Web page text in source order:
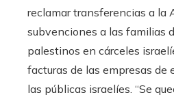
reclamar transferencias a la
subvenciones a las familias
palestinos en cárceles
facturas de las empresas de
las públicas israelíes. “Se